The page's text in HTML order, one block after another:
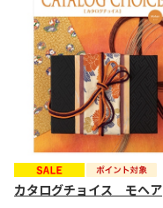
カタログチョイス モヘア